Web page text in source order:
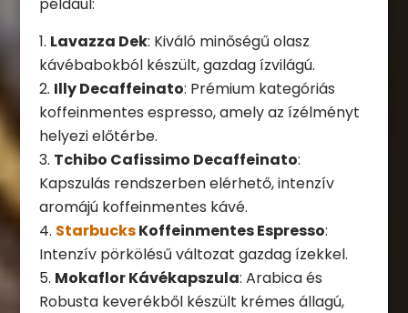
Lavazza Dek: Kiváló minőségű olasz
kávébabokból készült, gazdag ízvilágú.
Illy Decaffeinato: Prémium kategóriás
koffeinmentes espresso, amely az ízélményt
helyezi előtérbe.
Tchibo Cafissimo Decaffeinato:
Kapszulás rendszerben elérhető, intenzív
aromájú koffeinmentes kávé.
StarbucksKoffeinmentes Espresso:
Intenzív pörkölésű változat gazdag ízekkel.
Mokaflor Kávékapszula: Arabica és
Robusta keverékből készült krémes állagú,